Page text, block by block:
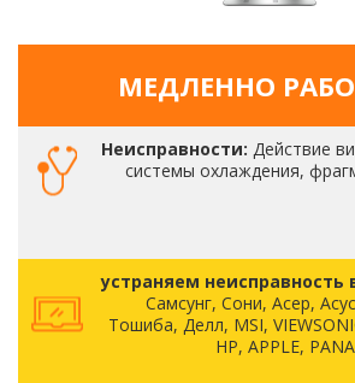
МЕДЛЕННО
Неисправности: Действие
системы охлаждения,
устраняем неисправность
Самсунг, Сони, Асер,
Тошиба, Делл, MSI,
HP, APPLE,